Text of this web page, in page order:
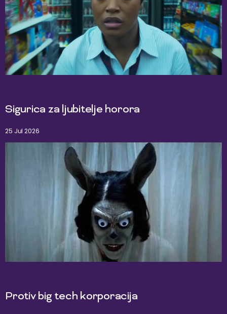
Sigurica za ljubitelje horora
25 Jul 2026
Protiv big tech korporacija